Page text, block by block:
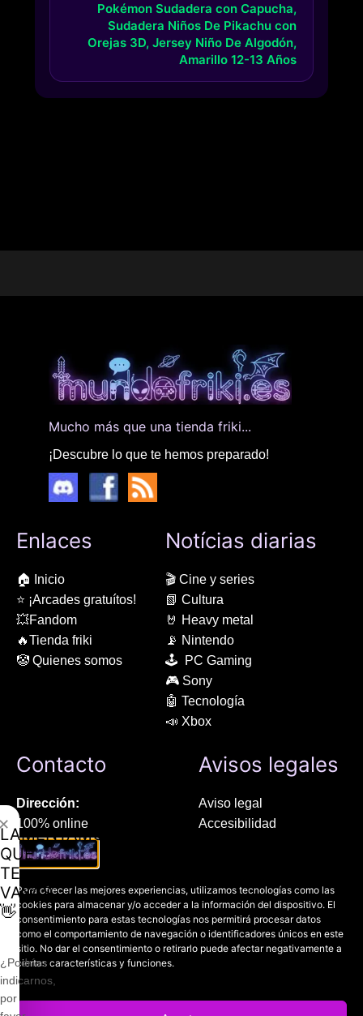
Para ofrecer las mejores experiencias, utilizamos tecnologías como las
cookies para almacenar y/o acceder a la información del dispositivo. El
consentimiento para estas tecnologías nos permitirá procesar datos
como el comportamiento de navegación o identificadores únicos en este
sitio. No dar el consentimiento o retirarlo puede afectar negativamente a
ciertas características y funciones.
Pokémon Sudadera con Capucha,
Sudadera Niños De Pikachu con
Orejas 3D, Jersey Niño De Algodón,
Amarillo 12-13 Años
Mucho más que una tienda friki...
¡Descubre lo que te hemos preparado!
Enlaces
🏠 Inicio
⭐ ¡Arcades gratuítos!
💥Fandom
🔥Tienda friki
🤡 Quienes somos
Notícias diarias
🎬 Cine y series
📗 Cultura
🤘 Heavy metal
📡 Nintendo
🕹 PC Gaming
🎮 Sony
🤖 Tecnología
📣 Xbox
Contacto
Dirección:
100% online
Manresa (08241), Barcelona
Chat Whatsapp (solo texto):
+34 689 800 662
Correo:
contacto@mundofriki.es
Avisos legales
Aviso legal
Accesibilidad
Política de privacidad
LAMENTAMOS
QUE
TE
VAYAS
👋
¿Podrías
indicarnos,
por